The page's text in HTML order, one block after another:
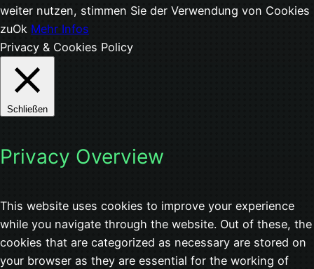
weiter nutzen, stimmen Sie der Verwendung von Cookies
zuOk Mehr Infos
Privacy & Cookies Policy
Schließen
Privacy Overview
This website uses cookies to improve your experience
while you navigate through the website. Out of these, the
cookies that are categorized as necessary are stored on
your browser as they are essential for the working of